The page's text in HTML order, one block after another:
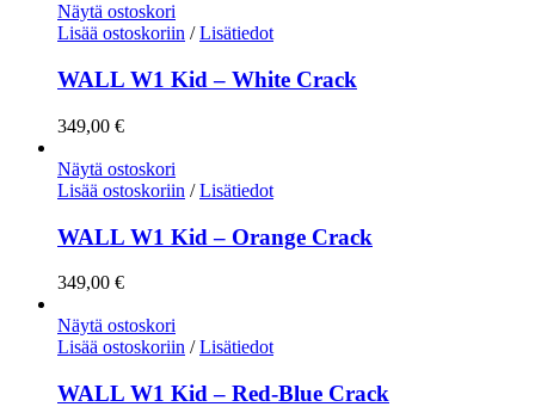
Näytä ostoskori
Lisää ostoskoriin / Lisätiedot
WALL W1 Kid – White Crack
349,00 €
Näytä ostoskori
Lisää ostoskoriin / Lisätiedot
WALL W1 Kid – Orange Crack
349,00 €
Näytä ostoskori
Lisää ostoskoriin / Lisätiedot
WALL W1 Kid – Red-Blue Crack